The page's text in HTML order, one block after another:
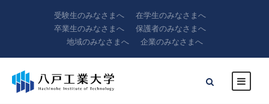
受験生のみなさまへ
在学生のみなさまへ
卒業生のみなさまへ
保護者のみなさまへ
地域のみなさまへ
企業のみなさまへ